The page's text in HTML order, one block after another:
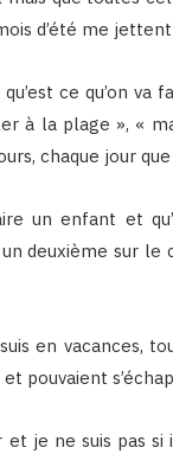
d’été me
ce qu’on
à la plage », «
chaque jour
un enfant et
deuxième sur
en vacances,
pouvaient
je ne suis pas